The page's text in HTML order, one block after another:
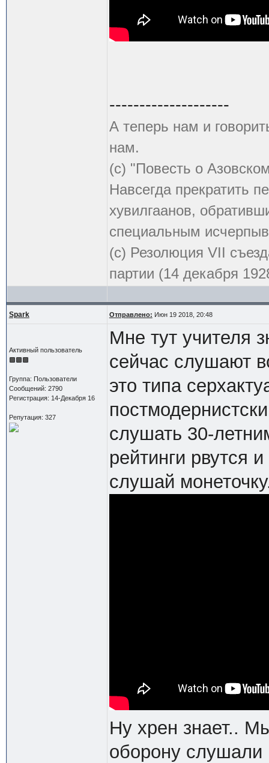
--------------------
А теперь нам и
нам.
(с) "Повесть о
Навсегда прекратить
хувилгаанов,
специальным
(с) Резолюция VII
партии (14 декабря
Spark Отправлено: Июн 19 2018, 20:48
Активный пользователь
Группа: Пользователи
Сообщений: 2790
Регистрация: 14-Декабря 16
Репутация: 327
Мне тут учителя
сейчас слушают
это типа
слушать 30-
рейтинги рвутся
слушай
Ну хрен знает..
оборону слушали